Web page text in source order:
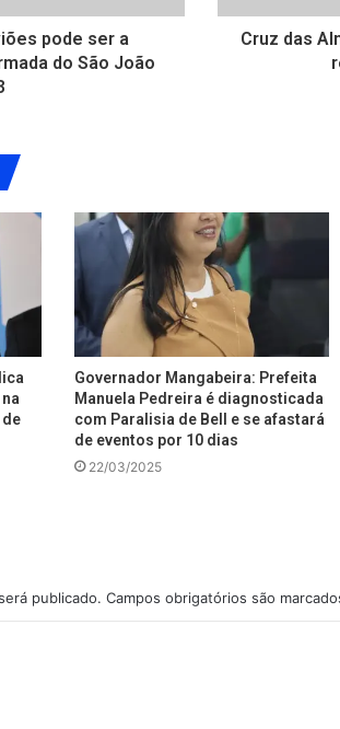
pode ser a
do São João
Cruz das
de
Governador Mangabeira: Prefeita
Manuela Pedreira é diagnosticada
com Paralisia de Bell e se afastará
de eventos por 10 dias
22/03/2025
publicado. Campos obrigatórios são